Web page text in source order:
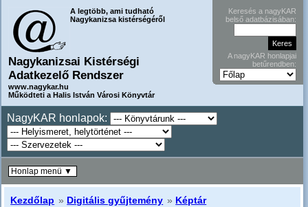
A legtöbb, ami tudható
Nagykanizsa kistérségéről
Nagykanizsai Kistérségi
Adatkezelő Rendszer
www.nagykar.hu
Működteti a Halis István Városi Könyvtár
Keresés a nagyKAR
belső adatbázisában:
A nagyKAR honlapjai
betűrendben:
NagyKAR honlapok:
Kezdőlap » Digitális gyűjtemény » Képtár
Honlap menü ▼